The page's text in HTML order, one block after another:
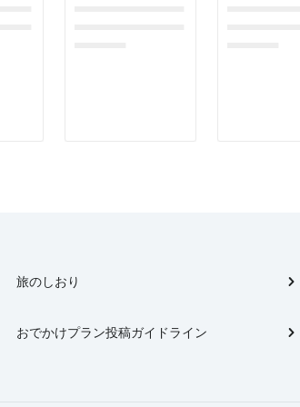
旅のしおり
おでかけプラン投稿ガイドライン